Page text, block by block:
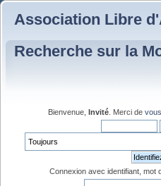
Association Libre
Recherche sur la
Bienvenue, Invité . Merci de
Connexion avec identifiant, mot